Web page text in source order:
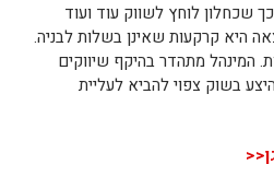
שכחלון לוחץ לשווק עוד ועוד
היא קרקעות שאינן בשלות לבניה.
מתהדר בהיקף שיווקים
בשוק צפוי להביא לעליית